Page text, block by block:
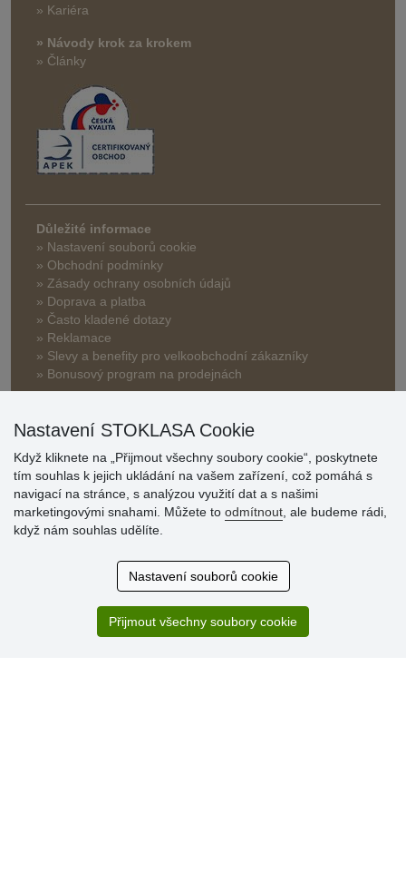
» Kariéra
» Návody krok za krokem
» Články
Důležité informace
» Nastavení souborů cookie
» Obchodní podmínky
» Zásady ochrany osobních údajů
» Doprava a platba
» Často kladené dotazy
» Reklamace
» Slevy a benefity pro velkoobchodní zákazníky
» Bonusový program na prodejnách
Hodnocení
zákazníků
Super obchod, kvalitní zboží za slušné ceny. Vřele
Nastavení STOKLASA Cookie
Když kliknete na „Přijmout všechny soubory cookie“, poskytnete
tím souhlas k jejich ukládání na vašem zařízení, což pomáhá s
navigací na stránce, s analýzou využití dat a s našimi
marketingovými snahami. Můžete to odmítnout , ale budeme rádi,
když nám souhlas udělíte.
Nastavení souborů cookie
Přijmout všechny soubory cookie